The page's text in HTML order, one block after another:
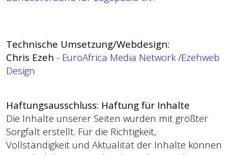
Technische Umsetzung/Webdesign:
Chris Ezeh - EuroAfrica Media Network/Ezehweb
Design
Haftungsausschluss: Haftung für Inhalte
Die Inhalte unserer Seiten wurden mit größter
Sorgfalt erstellt. Für die Richtigkeit,
Vollständigkeit und Aktualität der Inhalte können